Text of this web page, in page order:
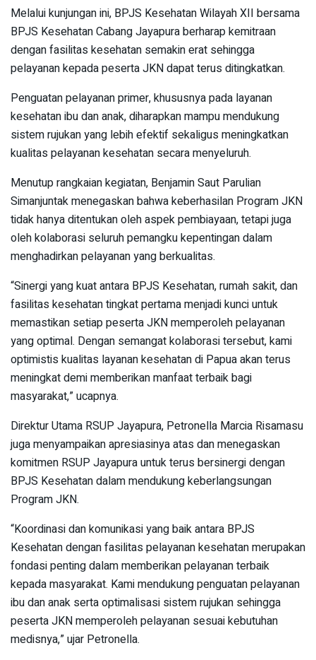
Melalui kunjungan ini, BPJS Kesehatan Wilayah XII bersama
BPJS Kesehatan Cabang Jayapura berharap kemitraan
dengan fasilitas kesehatan semakin erat sehingga
pelayanan kepada peserta JKN dapat terus ditingkatkan.
Penguatan pelayanan primer, khususnya pada layanan
kesehatan ibu dan anak, diharapkan mampu mendukung
sistem rujukan yang lebih efektif sekaligus meningkatkan
kualitas pelayanan kesehatan secara menyeluruh.
Menutup rangkaian kegiatan, Benjamin Saut Parulian
Simanjuntak menegaskan bahwa keberhasilan Program JKN
tidak hanya ditentukan oleh aspek pembiayaan, tetapi juga
oleh kolaborasi seluruh pemangku kepentingan dalam
menghadirkan pelayanan yang berkualitas.
“Sinergi yang kuat antara BPJS Kesehatan, rumah sakit, dan
fasilitas kesehatan tingkat pertama menjadi kunci untuk
memastikan setiap peserta JKN memperoleh pelayanan
yang optimal. Dengan semangat kolaborasi tersebut, kami
optimistis kualitas layanan kesehatan di Papua akan terus
meningkat demi memberikan manfaat terbaik bagi
masyarakat,” ucapnya.
Direktur Utama RSUP Jayapura, Petronella Marcia Risamasu
juga menyampaikan apresiasinya atas dan menegaskan
komitmen RSUP Jayapura untuk terus bersinergi dengan
BPJS Kesehatan dalam mendukung keberlangsungan
Program JKN.
“Koordinasi dan komunikasi yang baik antara BPJS
Kesehatan dengan fasilitas pelayanan kesehatan merupakan
fondasi penting dalam memberikan pelayanan terbaik
kepada masyarakat. Kami mendukung penguatan pelayanan
ibu dan anak serta optimalisasi sistem rujukan sehingga
peserta JKN memperoleh pelayanan sesuai kebutuhan
medisnya,” ujar Petronella.